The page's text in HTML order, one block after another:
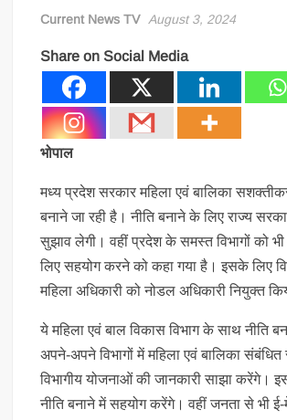
Current News TV August 3, 2024
Share on Social Media
भोपाल
मध्य प्रदेश सरकार महिला एवं बालिका
बनाने जा रही है। नीति बनाने के लिए राज्य
सुझाव लेगी। वहीं प्रदेश के समस्त विभागों को भी
लिए सहयोग करने को कहा गया है। इसके लिए
महिला अधिकारी को नोडल अधिकारी नियुक्त
ये महिला एवं बाल विकास विभाग के साथ नीति
अपने-अपने विभागों में महिला एवं बालिका
विभागीय योजनाओं की जानकारी साझा करेंगे।
नीति बनाने में सहयोग करेंगे। वहीं जनता से भी